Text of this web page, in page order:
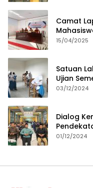
Camat
15/04/2025
Satuan
Ujian
Proses
03/12/2024
Dialog
01/12/2024